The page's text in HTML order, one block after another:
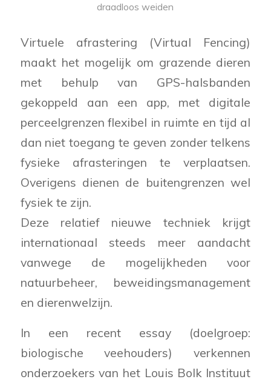
draadloos weiden
Virtuele afrastering (Virtual Fencing)
maakt het mogelijk om grazende dieren
met behulp van GPS-halsbanden
gekoppeld aan een app, met digitale
perceelgrenzen flexibel in ruimte en tijd al
dan niet toegang te geven zonder telkens
fysieke afrasteringen te verplaatsen.
Overigens dienen de buitengrenzen wel
fysiek te zijn.
Deze relatief nieuwe techniek krijgt
internationaal steeds meer aandacht
vanwege de mogelijkheden voor
natuurbeheer, beweidingsmanagement
en dierenwelzijn.
In een recent essay (doelgroep:
biologische veehouders) verkennen
onderzoekers van het Louis Bolk Instituut